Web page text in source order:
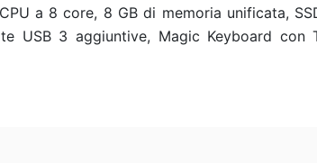
a 8 core, 8 GB di memoria unificata,
USB 3 aggiuntive, Magic Keyboard con